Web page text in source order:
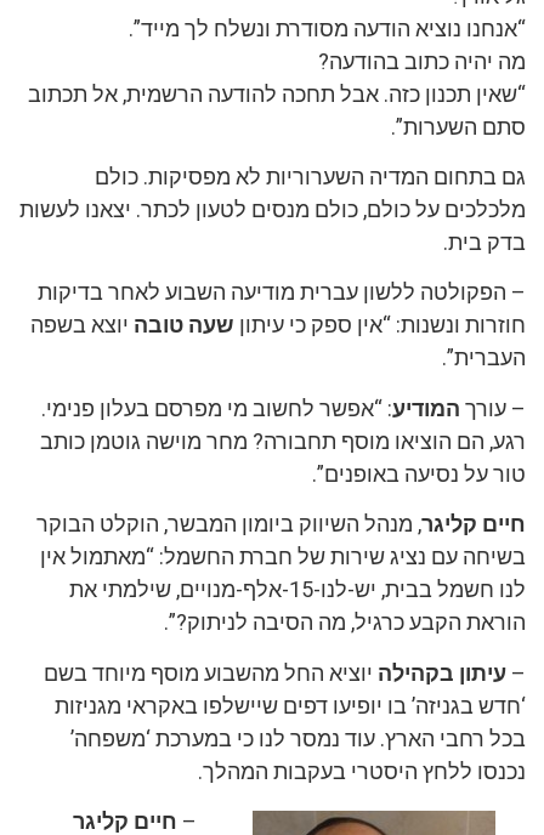
“אנחנו נוציא הודעה מסודרת ונשלח לך מייד”.
מה יהיה כתוב בהודעה?
“שאין תכנון כזה. אבל תחכה להודעה הרשמית, אל תכתוב
סתם השערות”.
גם בתחום המדיה השערוריות לא מפסיקות. כולם
מלכלכים על כולם, כולם מנסים לטעון לכתר. יצאנו לעשות
בדק בית.
– הפקולטה ללשון עברית מודיעה השבוע לאחר בדיקות
חוזרות ונשנות: “אין ספק כי עיתון שעה טובה יוצא בשפה
העברית”.
– עורך המודיע: “אפשר לחשוב מי מפרסם בעלון פנימי.
רגע, הם הוציאו מוסף תחבורה? מחר מוישה גוטמן כותב
טור על נסיעה באופנים”.
חיים קליגר, מנהל השיווק ביומון המבשר, הוקלט הבוקר
בשיחה עם נציג שירות של חברת החשמל: “מאתמול אין
לנו חשמל בבית, יש-לנו-15-אלף-מנויים, שילמתי את
הוראת הקבע כרגיל, מה הסיבה לניתוק?”.
– עיתון בקהילה יוציא החל מהשבוע מוסף מיוחד בשם
‘חדש בגניזה’ בו יופיעו דפים שיישלפו באקראי מגניזות
בכל רחבי הארץ. עוד נמסר לנו כי במערכת ‘משפחה’
נכנסו ללחץ היסטרי בעקבות המהלך.
– חיים קליגר